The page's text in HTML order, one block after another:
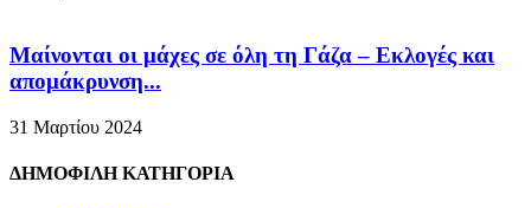
Μαίνονται οι μάχες σε όλη τη Γάζα – Eκλογές και
απομάκρυνση...
31 Μαρτίου 2024
ΔΗΜΟΦΙΛΗ ΚΑΤΗΓΟΡΙΑ